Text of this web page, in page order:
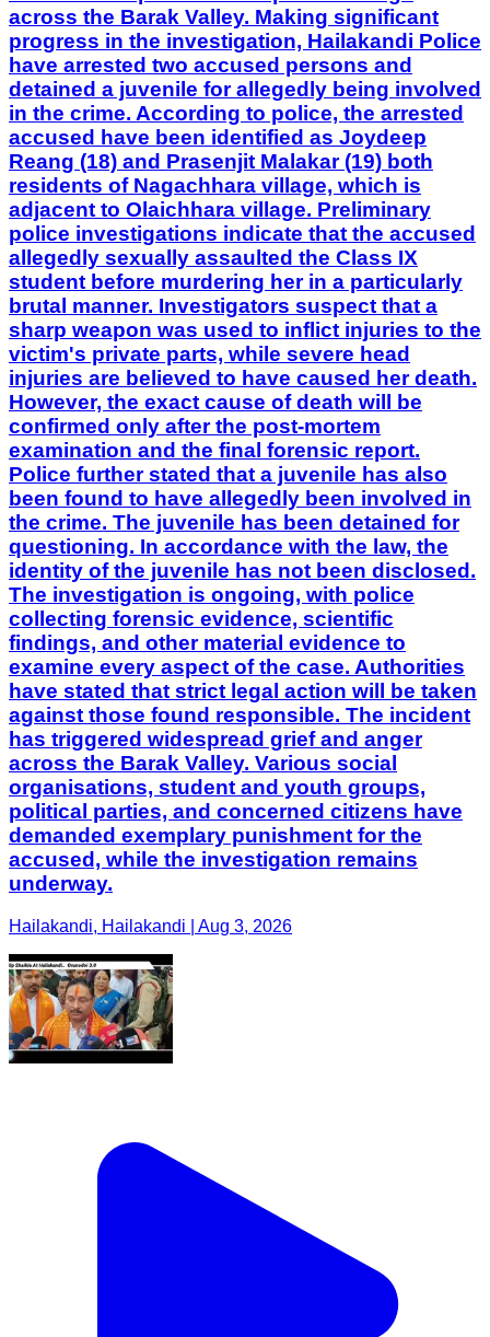
accused have been identified as Joydeep
Reang (18) and Prasenjit Malakar (19) both
residents of Nagachhara village, which is
adjacent to Olaichhara village. Preliminary
police investigations indicate that the accused
allegedly sexually assaulted the Class IX
student before murdering her in a particularly
brutal manner. Investigators suspect that a
sharp weapon was used to inflict injuries to the
victim's private parts, while severe head
injuries are believed to have caused her death.
However, the exact cause of death will be
confirmed only after the post-mortem
examination and the final forensic report.
Police further stated that a juvenile has also
been found to have allegedly been involved in
the crime. The juvenile has been detained for
questioning. In accordance with the law, the
identity of the juvenile has not been disclosed.
The investigation is ongoing, with police
collecting forensic evidence, scientific
findings, and other material evidence to
examine every aspect of the case. Authorities
have stated that strict legal action will be taken
against those found responsible. The incident
has triggered widespread grief and anger
across the Barak Valley. Various social
organisations, student and youth groups,
political parties, and concerned citizens have
demanded exemplary punishment for the
accused, while the investigation remains
underway.
Hailakandi, Hailakandi | Aug 3, 2026